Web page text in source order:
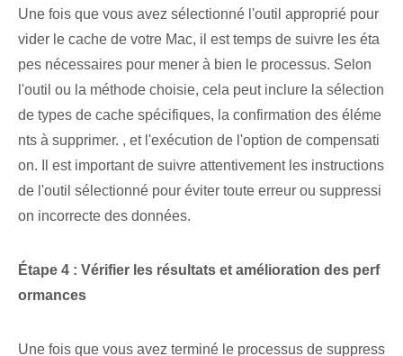
Une fois que vous avez sélectionné l'outil approprié pour
vider le cache de votre Mac, il est temps de suivre les éta
pes nécessaires pour mener à bien le processus. Selon
l'outil ou la méthode choisie, cela peut inclure la sélection
de types de cache spécifiques, la confirmation des éléme
nts à supprimer. , et l'exécution de l'option de compensati
on. Il est important de suivre attentivement les instructions
de l'outil sélectionné pour éviter toute erreur ou suppressi
on incorrecte des données.
Étape⁤ 4 : Vérifier​ les résultats et ⁣amélioration des perf
ormances
Une fois que vous avez terminé le processus de suppress